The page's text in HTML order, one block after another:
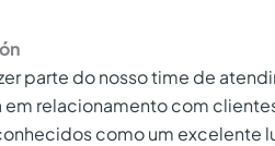
parte do nosso time de
em relacionamento com
como um excelente